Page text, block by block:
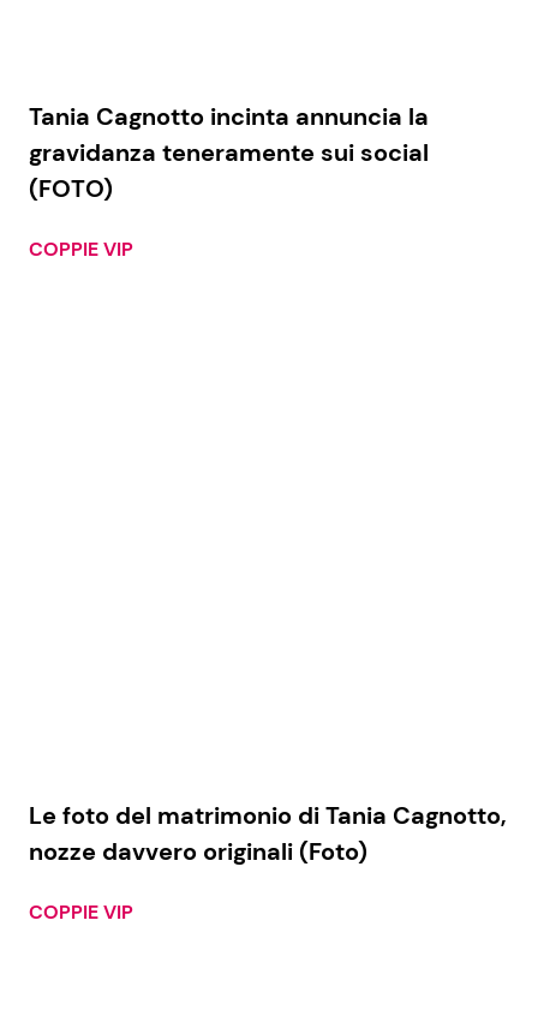
Tania Cagnotto incinta annuncia la
gravidanza teneramente sui social
(FOTO)
COPPIE VIP
Le foto del matrimonio di Tania Cagnotto,
nozze davvero originali (Foto)
COPPIE VIP